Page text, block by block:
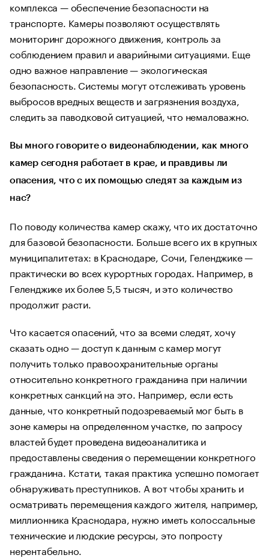
комплекса — обеспечение безопасности на
транспорте. Камеры позволяют осуществлять
мониторинг дорожного движения, контроль за
соблюдением правил и аварийными ситуациями. Еще
одно важное направление — экологическая
безопасность. Системы могут отслеживать уровень
выбросов вредных веществ и загрязнения воздуха,
следить за паводковой ситуацией, что немаловажно.
Вы много говорите о видеонаблюдении, как много
камер сегодня работает в крае, и правдивы ли
опасения, что с их помощью следят за каждым из
нас?
По поводу количества камер скажу, что их достаточно
для базовой безопасности. Больше всего их в крупных
муниципалитетах: в Краснодаре, Сочи, Геленджике —
практически во всех курортных городах. Например, в
Геленджике их более 5,5 тысяч, и это количество
продолжит расти.
Что касается опасений, что за всеми следят, хочу
сказать одно — доступ к данным с камер могут
получить только правоохранительные органы
относительно конкретного гражданина при наличии
конкретных санкций на это. Например, если есть
данные, что конкретный подозреваемый мог быть в
зоне камеры на определенном участке, по запросу
властей будет проведена видеоаналитика и
предоставлены сведения о перемещении конкретного
гражданина. Кстати, такая практика успешно помогает
обнаруживать преступников. А вот чтобы хранить и
осматривать перемещения каждого жителя, например,
миллионника Краснодара, нужно иметь колоссальные
технические и людские ресурсы, это попросту
нерентабельно.